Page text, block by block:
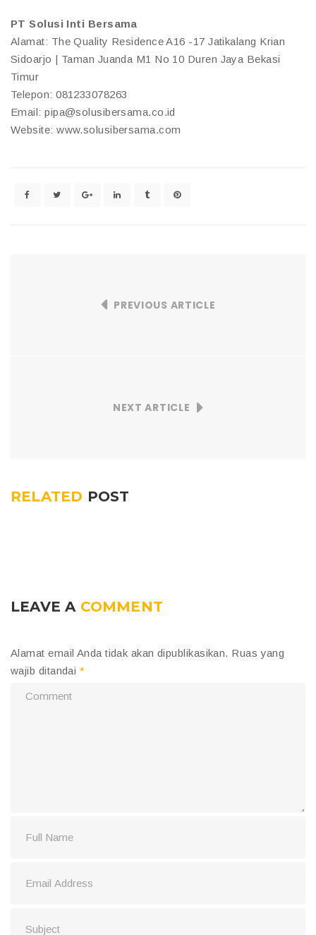
PT Solusi Inti Bersama
Alamat: The Quality Residence A16 -17 Jatikalang Krian
Sidoarjo | Taman Juanda M1 No 10 Duren Jaya Bekasi
Timur
Telepon: 081233078263
Email: pipa@solusibersama.co.id
Website: www.solusibersama.com
PREVIOUS ARTICLE
NEXT ARTICLE
RELATED POST
LEAVE A COMMENT
Alamat email Anda tidak akan dipublikasikan. Ruas yang
wajib ditandai *